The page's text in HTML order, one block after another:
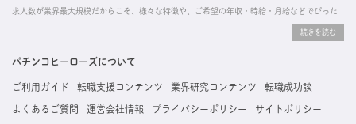
求人数が業界最大規模だからこそ、様々な特徴や、ご希望の年収・時給・月給などでぴった
掲載している求人は、すべて契約法人様から寄せられた正規の求人情報です。応募いただい
た内容はすぐに直接事業所に届くためスムーズに転職・復職できます。
パチンコヒーローズについて
ご利用ガイド 転職支援コンテンツ 業界研究コンテンツ 転職成功談
よくあるご質問 運営会社情報 プライバシーポリシー サイトポリシー